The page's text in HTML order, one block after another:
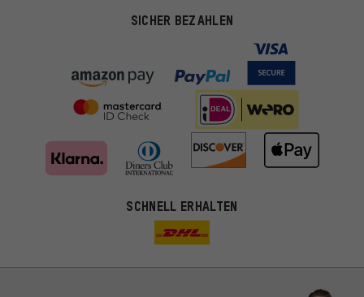
SICHER BEZAHLEN
SCHNELL ERHALTEN